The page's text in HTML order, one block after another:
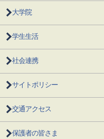
大学院
学生生活
社会連携
サイトポリシー
交通アクセス
保護者の皆さま